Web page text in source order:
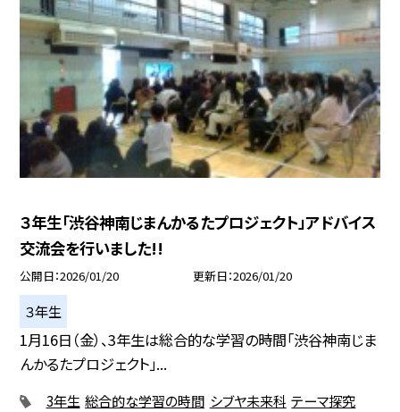
３年生「渋谷神南じまんかるたプロジェクト」アドバイス
交流会を行いました!!
公開日 2026/01/20 更新日 2026/01/20
３年生
1月16日（金）、3年生は総合的な学習の時間「渋谷神南じま
んかるたプロジェクト」...
3年生 総合的な学習の時間 シブヤ未来科 テーマ探究